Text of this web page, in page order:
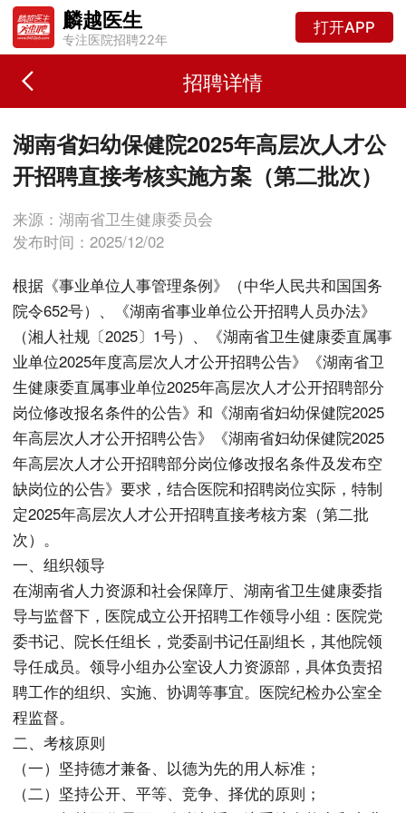
麟越医生
专注医院招聘22年
打开APP
招聘详情
湖南省妇幼保健院2025年高层次人才公
开招聘直接考核实施方案（第二批次）
来源：湖南省卫生健康委员会
发布时间：2025/12/02
根据《事业单位人事管理条例》（中华人民共和国国务
院令652号）、《湖南省事业单位公开招聘人员办法》
（湘人社规〔2025〕1号）、《湖南省卫生健康委直属事
业单位2025年度高层次人才公开招聘公告》《湖南省卫
生健康委直属事业单位2025年高层次人才公开招聘部分
岗位修改报名条件的公告》和《湖南省妇幼保健院2025
年高层次人才公开招聘公告》《湖南省妇幼保健院2025
年高层次人才公开招聘部分岗位修改报名条件及发布空
缺岗位的公告》要求，结合医院和招聘岗位实际，特制
定2025年高层次人才公开招聘直接考核方案（第二批
次）。
一、组织领导
在湖南省人力资源和社会保障厅、湖南省卫生健康委指
导与监督下，医院成立公开招聘工作领导小组：医院党
委书记、院长任组长，党委副书记任副组长，其他院领
导任成员。领导小组办公室设人力资源部，具体负责招
聘工作的组织、实施、协调等事宜。医院纪检办公室全
程监督。
二、考核原则
（一）坚持德才兼备、以德为先的用人标准；
（二）坚持公开、平等、竞争、择优的原则；